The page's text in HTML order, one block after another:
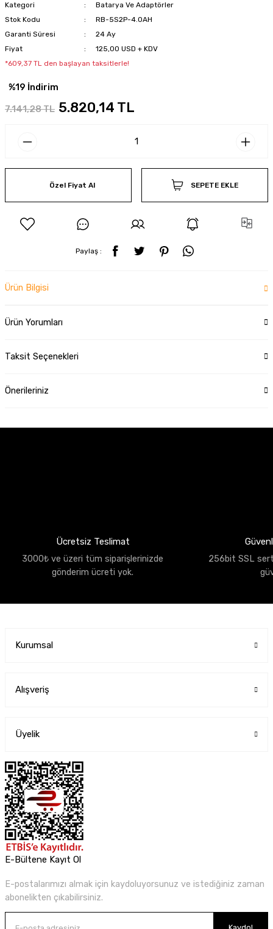
Kategori
Batarya Ve Adaptörler
Stok Kodu
RB-5S2P-4.0AH
Garanti Süresi
24 Ay
Fiyat
125,00 USD + KDV
*609,37 TL den başlayan taksitlerle!
%19 İndirim
7.141,28 TL 5.820,14 TL
Özel Fiyat Al SEPETE EKLE
Paylaş :
Ürün Bilgisi
Ürün Yorumları
Taksit Seçenekleri
Önerileriniz
Ücretsiz Teslimat
3000₺ ve üzeri tüm siparişlerinizde
gönderim ücreti yok.
256bit SSL
Kurumsal
Alışveriş
Üyelik
E-Bültene Kayıt Ol
E-postalarımızı almak için kaydoluyorsunuz ve istediğiniz zaman
abonelikten çıkabilirsiniz.